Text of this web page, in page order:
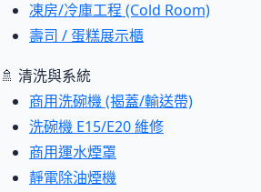
凍房/冷庫工程 (Cold Room)
壽司 / 蛋糕展示櫃
🚿 清洗與系統
商用洗碗機 (揭蓋/輸送帶)
洗碗機 E15/E20 維修
商用運水煙罩
靜電除油煙機